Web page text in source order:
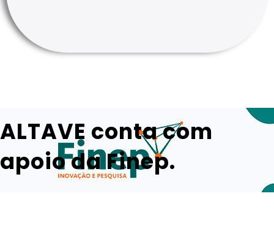
ALTAVE conta com
apoio da Finep.